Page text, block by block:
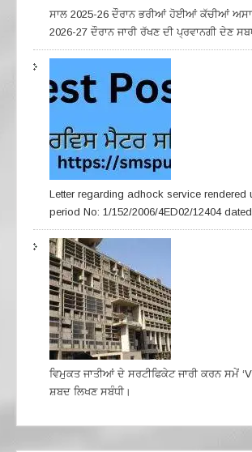
ਸਾਲ 2025-26 ਦੌਰਾਨ ਭਰੀਆਂ ਹੋਈਆਂ ਕੱਚੀਆਂ
2026-27 ਦੌਰਾਨ ਜਾਰੀ ਰੱਖਣ ਦੀ ਪ੍ਰਵਾਨਗੀ ਦੇਣ
Letter regarding adhock service rendered
period No: 1/152/2006/4ED02/12404
ਵਿਮੁਕਤ ਜਾਤੀਆਂ ਦੇ ਸਰਟੀਫਿਕੇਟ ਜਾਰੀ ਕਰਨ ਸਮੇਂ
ਸ਼ਬਦ ਲਿਖਣ ਸਬੰਧੀ।